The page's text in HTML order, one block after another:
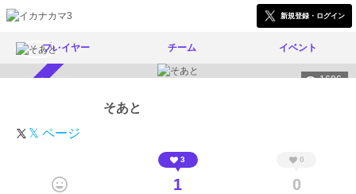
新規登録・ログイン
プレイヤー チーム イベント
1606
そあと
𝕏 ページ
3
1
0
0